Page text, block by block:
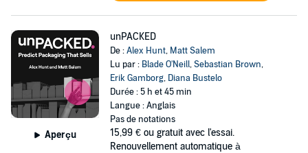
Aperçu
unPACKED
De :Alex Hunt, Matt Salem
Lu par : Blade O'Neill,Sebastian Brown,
Erik Gamborg, Diana Bustelo
Durée : 5 h et 45 min
Langue : Anglais
Pas de notations
15,99 € ou gratuit avec l'essai.
Renouvellement automatique à